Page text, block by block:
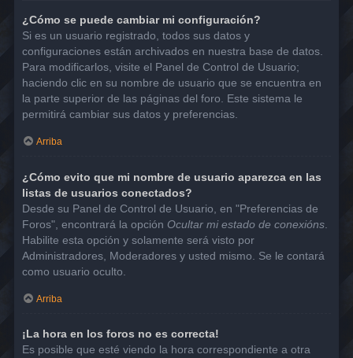
¿Cómo se puede cambiar mi configuración?
Si es un usuario registrado, todos sus datos y
configuraciones están archivados en nuestra base de datos.
Para modificarlos, visite el Panel de Control de Usuario;
haciendo clic en su nombre de usuario que se encuentra en
la parte superior de las páginas del foro. Este sistema le
permitirá cambiar sus datos y preferencias.
Arriba
¿Cómo evito que mi nombre de usuario aparezca en las
listas de usuarios conectados?
Desde su Panel de Control de Usuario, en "Preferencias de
Foros", encontrará la opción Ocultar mi estado de conexións
Habilite esta opción y solamente será visto por
Administradores, Moderadores y usted mismo. Se le contará
como usuario oculto.
Arriba
¡La hora en los foros no es correcta!
Es posible que esté viendo la hora correspondiente a otra